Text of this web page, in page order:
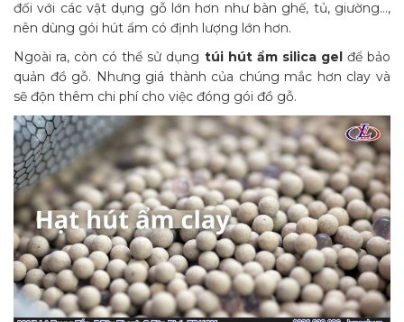
đối với các vật dụng gỗ lớn hơn như bàn ghế, tủ, giường…,
nên dùng gói hút ẩm có định lượng lớn hơn.
Ngoài ra, còn có thể sử dụng túi hút ẩm silica gelđể bảo
quản đồ gỗ. Nhưng giá thành của chúng mắc hơn clay và
sẽ độn thêm chi phí cho việc đóng gói đồ gỗ.